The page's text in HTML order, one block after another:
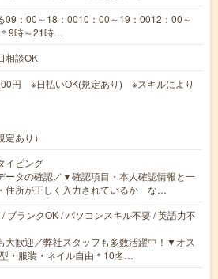
09：00～18：0010：00～19：0012：00～
9時～21時…
相談OK
円 ※日払いOK(規定あり) ※スキルにより
あり）
イピング
ータの確認／▼確認項目・本人確認情報と一
住所が正しく入力されているか な…
ブランクOK / パソコンスキル不要 / 英語力不
大歓迎／弊社スタッフも多数活躍中！▼オス
・服装・ネイル自由＊10名…